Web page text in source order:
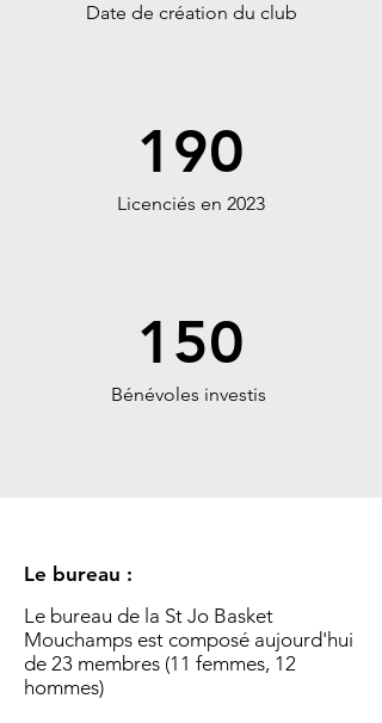
Date de création du club
190
Licenciés en 2023
150
Bénévoles investis
Le bureau :
Le bureau de la St Jo Basket
Mouchamps est composé aujourd'hui
de 23 membres (11 femmes, 12
hommes)